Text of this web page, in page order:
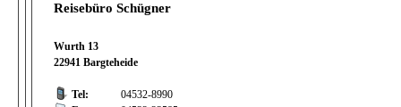
Reisebüro Schügner
Wurth 13
22941 Bargteheide
Tel:
04532-8990